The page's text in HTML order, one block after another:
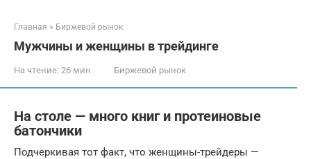
Главная » Биржевой рынок
Мужчины и женщины в трейдинге
На чтение: 26 мин Биржевой рынок
На столе — много книг и протеиновые
батончики
Подчеркивая тот факт, что женщины-трейдеры —